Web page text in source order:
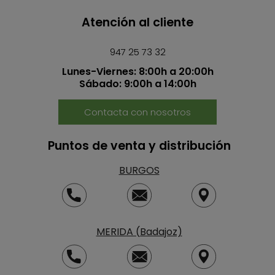
Atención al cliente
947 25 73 32
Lunes-Viernes: 8:00h a 20:00h
Sábado: 9:00h a 14:00h
Contacta con nosotros
Puntos de venta y distribución
BURGOS
MERIDA (Badajoz)